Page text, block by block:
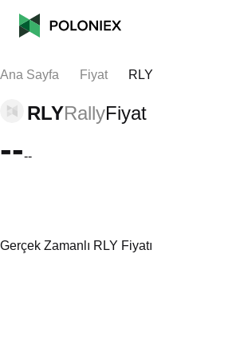
Ana Sayfa Fiyat RLY
RLYRallyFiyat
----
Gerçek Zamanlı RLY Fiyatı